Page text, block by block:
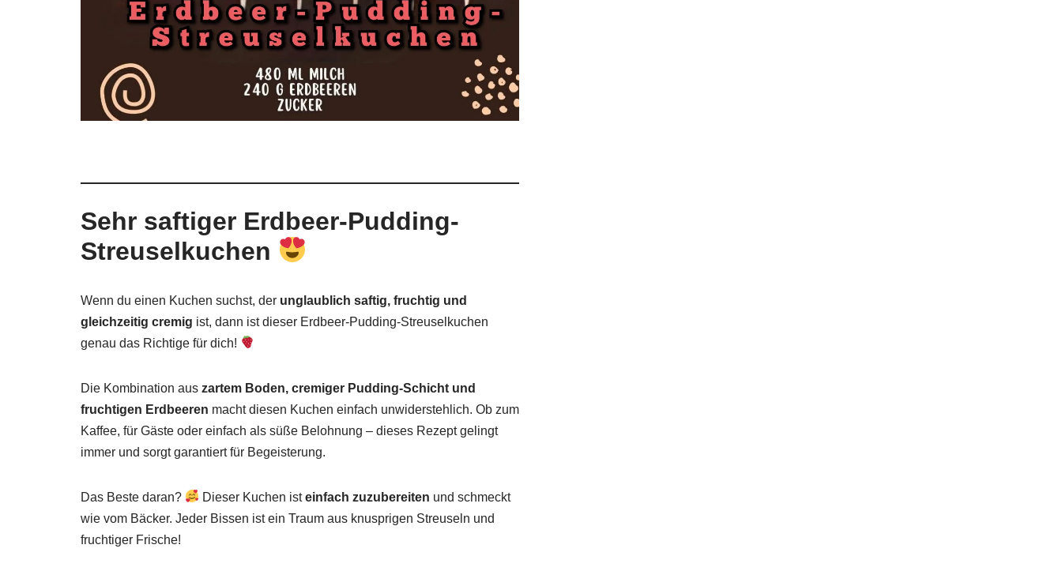
Sehr saftiger Erdbeer-Pudding-
Streuselkuchen
Wenn du einen Kuchen suchst, der unglaublich saftig, fruchtig und
gleichzeitig cremig ist, dann ist dieser Erdbeer-Pudding-Streuselkuchen
genau das Richtige für dich!
Die Kombination aus zartem Boden, cremiger Pudding-Schicht und
fruchtigen Erdbeeren macht diesen Kuchen einfach unwiderstehlich. Ob zum
Kaffee, für Gäste oder einfach als süße Belohnung – dieses Rezept gelingt
immer und sorgt garantiert für Begeisterung.
Das Beste daran? Dieser Kuchen isteinfach zuzubereiten und schmeckt
wie vom Bäcker. Jeder Bissen ist ein Traum aus knusprigen Streuseln und
fruchtiger Frische!